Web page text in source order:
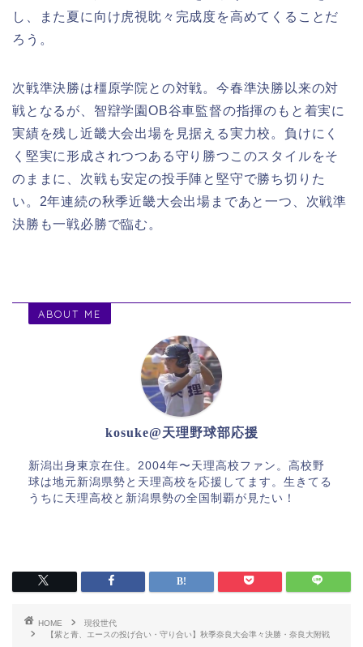
し、また夏に向け虎視眈々完成度を高めてくることだ
ろう。
次戦準決勝は橿原学院との対戦。今春準決勝以来の対
戦となるが、智辯学園OB谷車監督の指揮のもと着実に
実績を残し近畿大会出場を見据える実力校。負けにく
く堅実に形成されつつある守り勝つこのスタイルをそ
のままに、次戦も安定の投手陣と堅守で勝ち切りた
い。2年連続の秋季近畿大会出場まであと一つ、 次戦準
決勝も一戦必勝で臨む。
ABOUT ME
kosuke@天理野球部応援
新潟出身東京在住。2004年〜天理高校ファン。高校野
球は地元新潟県勢と天理高校を応援してます。生きてる
うちに天理高校と新潟県勢の全国制覇が見たい！
HOME
現役世代
【紫と青、エースの投げ合い・守り合い】秋季奈良大会準々決勝・奈良大附戦